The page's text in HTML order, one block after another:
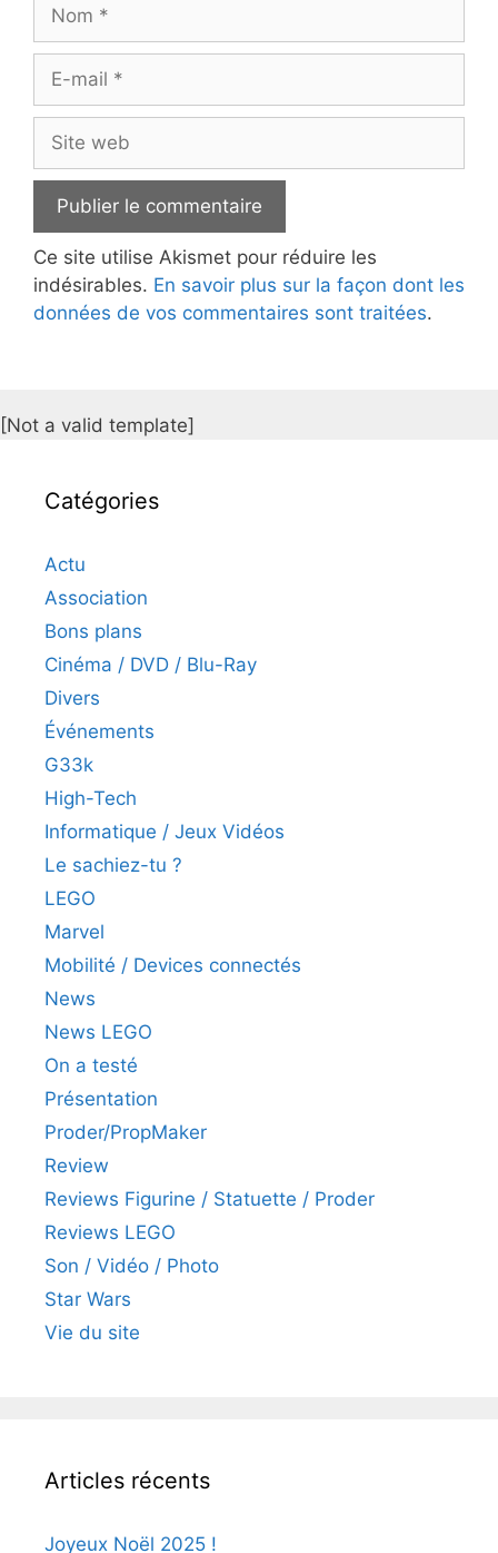
Site
web
Ce site utilise Akismet pour réduire les
indésirables. En savoir plus sur la façon dont les
données de vos commentaires sont traitées.
[Not a valid template]
Catégories
Actu
Association
Bons plans
Cinéma / DVD / Blu-Ray
Divers
Événements
G33k
High-Tech
Informatique / Jeux Vidéos
Le sachiez-tu ?
LEGO
Marvel
Mobilité / Devices connectés
News
News LEGO
On a testé
Présentation
Proder/PropMaker
Review
Reviews Figurine / Statuette / Proder
Reviews LEGO
Son / Vidéo / Photo
Star Wars
Vie du site
Articles récents
Joyeux Noël 2025 !